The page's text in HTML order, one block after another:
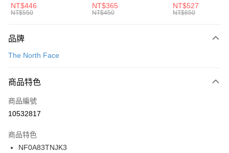
元大商業銀行
台灣樂天信用卡公司
AFTEE先享後付
【關於「AFTEE先享後付」】
便利好安心！
３．安心：先確認商品／服務後，再付款。
【「AFTEE先享後付」結帳流程】
１．於結帳方式選擇「AFTEE先享後付」後，將跳轉至「AFTEE先享後付」
２．訂單成立數日內，您將收到繳費通知簡訊。
３．收到繳費通知簡訊後14天內，點擊此簡訊中的連結，可透過四大超商／
ATM／網路銀行／等多元方式進行付款，方視為交易完成。
運送方式
每筆NT$100，滿NT$1,500(含以上)免運費
宅配
每筆NT$100，滿NT$1,500(含以上)免運費
付款後門市自取
每筆NT$100，滿NT$1,500(含以上)免運費
中統襪 FZ3393100
NT$446
NT$550
EMBRDY 男女 短統襪
FZ3073133
NT$365
NT$450
BA5871010
NT$527
NT$650
品牌
The North Face
商品特色
商品編號
10532817
商品特色
NF0A83TNJK3